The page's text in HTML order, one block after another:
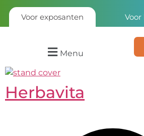
Voor exposanten Voor
Menu
Herbavita